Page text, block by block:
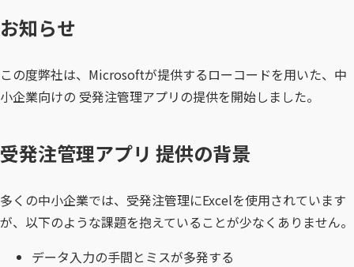
お知らせ
この度弊社は、Microsoftが提供するローコードを用いた、中
小企業向けの 受発注管理アプリの提供を開始しました。
受発注管理アプリ 提供の背景
多くの中小企業では、受発注管理にExcelを使用されています
が、以下のような課題を抱えていることが少なくありません。
データ入力の手間とミスが多発する